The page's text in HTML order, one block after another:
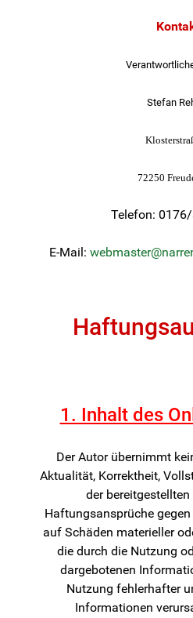
Stefan
72250
Telefon:
E-Mail:
1. Inhalt des
Der Autor übernimmt
Aktualität, Korrektheit,
der
Haftungsansprüche
auf Schäden materieller
die durch die Nutzung
dargebotenen
Nutzung fehlerhafter
Informationen